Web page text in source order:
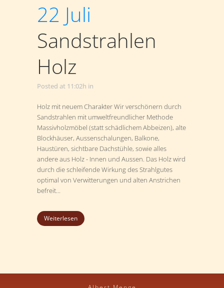
22 Juli
Sandstrahlen
Holz
Posted at 11:02h in
Holz mit neuem Charakter Wir verschönern durch
Sandstrahlen mit umweltfreundlicher Methode
Massivholzmöbel (statt schädlichem Abbeizen), alte
Blockhäuser, Aussenschalungen, Balkone,
Haustüren, sichtbare Dachstühle, sowie alles
andere aus Holz - Innen und Aussen. Das Holz wird
durch die schleifende Wirkung des Strahlgutes
optimal von Verwitterungen und alten Anstrichen
befreit...
Weiterlesen